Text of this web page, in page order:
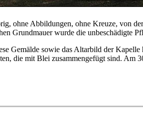
ohne Abbildungen, ohne Kreuze, von
Grundmauer wurde die unbeschädigte
Gemälde sowie das Altarbild der
die mit Blei zusammengefügt sind. Am